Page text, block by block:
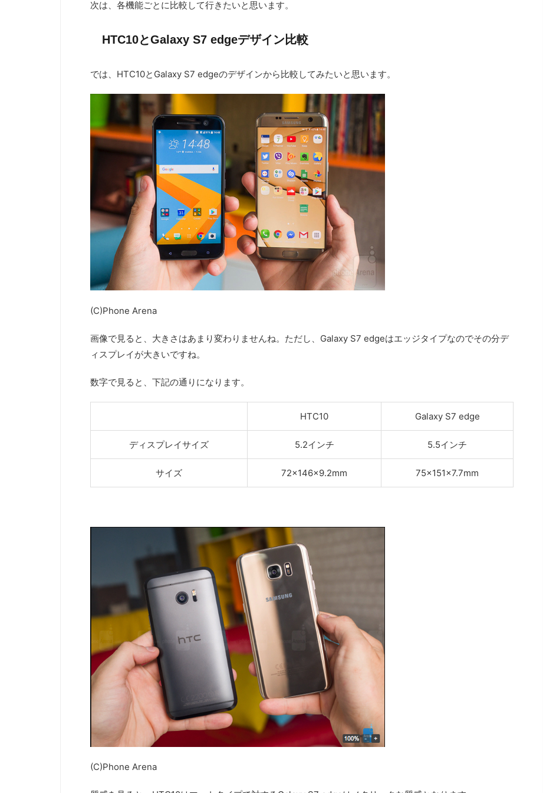
次は、各機能ごとに比較して行きたいと思います。
HTC10とGalaxy S7 edgeデザイン比較
では、HTC10とGalaxy S7 edgeのデザインから比較してみたいと思います。
(C)Phone Arena
画像で見ると、大きさはあまり変わりませんね。ただし、Galaxy S7 edgeはエッジタイプなのでその分デ
ィスプレイが大きいですね。
数字で見ると、下記の通りになります。
HTC10 Galaxy S7 edge
ディスプレイサイズ 5.2インチ 5.5インチ
サイズ 72×146×9.2mm 75x151×7.7mm
(C)Phone Arena